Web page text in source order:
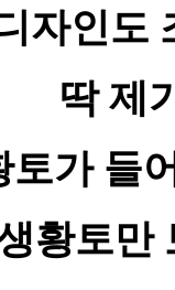
자인도
딱 제
토가 들
황토만